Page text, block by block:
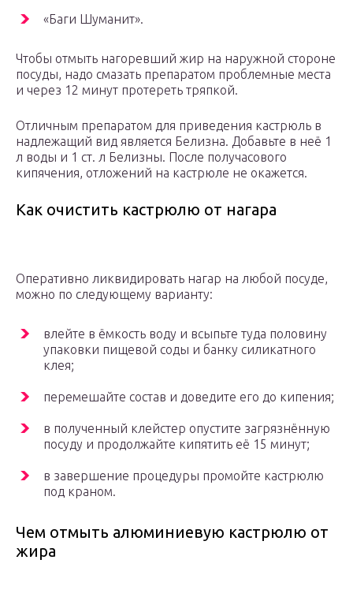
«Баги Шуманит».
Чтобы отмыть нагоревший жир на наружной стороне
посуды, надо смазать препаратом проблемные места
и через 12 минут протереть тряпкой.
Отличным препаратом для приведения кастрюль в
надлежащий вид является Белизна. Добавьте в неё 1
л воды и 1 ст. л Белизны. После получасового
кипячения, отложений на кастрюле не окажется.
Как очистить кастрюлю от нагара
Оперативно ликвидировать нагар нa любой пocyдe,
можно по следующему варианту:
влейте в ёмкость воду и всыпьте туда половину
упаковки пищевой соды и банку силикатного
клея;
перемешайте состав и доведите его до кипения;
в полученный клейстер опустите загрязнённую
посуду и продолжайте кипятить её 15 минут;
в завершение процедуры промойте кастрюлю
под краном.
Чем отмыть алюминиевую кастрюлю от
жира